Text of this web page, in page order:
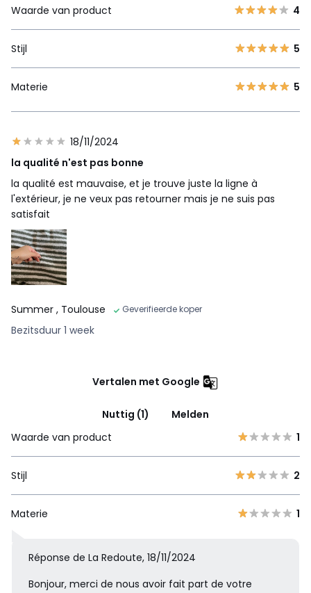
Waarde van product
4
Stijl 5
Materie 5
18/11/2024
la qualité n'est pas bonne
la qualité est mauvaise, et je trouve juste la ligne à
l'extérieur, je ne veux pas retourner mais je ne suis pas
satisfait
Summer , Toulouse Geverifieerde koper
Bezitsduur 1 week
Vertalen met Google
Nuttig (1)
Melden
Waarde van product
1
Stijl 2
Materie 1
Réponse de La Redoute, 18/11/2024
Bonjour, merci de nous avoir fait part de votre